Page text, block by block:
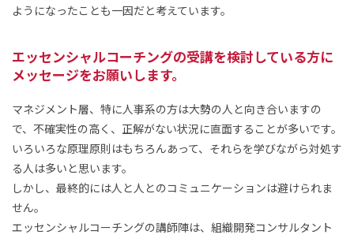
ようになったことも一因だと考えています。
エッセンシャルコーチングの受講を検討している方に
メッセージをお願いします。
マネジメント層、特に人事系の方は大勢の人と向き合いますの
で、不確実性の高く、正解がない状況に直面することが多いです。
いろいろな原理原則はもちろんあって、それらを学びながら対処す
る人は多いと思います。
しかし、最終的には人と人とのコミュニケーションは避けられま
せん。
エッセンシャルコーチングの講師陣は、組織開発コンサルタント